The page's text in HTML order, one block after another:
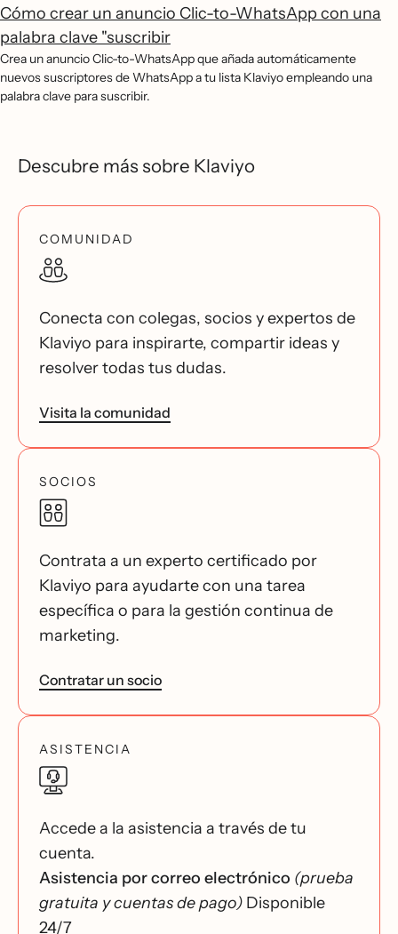
Cómo crear un anuncio Clic-to-WhatsApp con una
palabra clave "suscribir
Crea un anuncio Clic-to-WhatsApp que añada automáticamente
nuevos suscriptores de WhatsApp a tu lista Klaviyo empleando una
palabra clave para suscribir.
Descubre más sobre Klaviyo
COMUNIDAD
Conecta con colegas, socios y expertos de
Klaviyo para inspirarte, compartir ideas y
resolver todas tus dudas.
Visita la comunidad
SOCIOS
Contrata a un experto certificado por
Klaviyo para ayudarte con una tarea
específica o para la gestión continua de
marketing.
Contratar un socio
ASISTENCIA
Accede a la asistencia a través de tu
cuenta.
Asistencia por correo electrónico (prueba
gratuita y cuentas de pago) Disponible
24/7